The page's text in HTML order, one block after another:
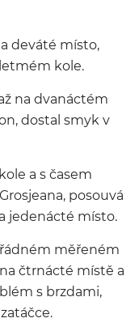
deváté místo,
kole.
na dvanáctém
dostal smyk v
a s časem
posouvá
jedenácté místo.
měřeném
čtrnácté místě a
s brzdami,